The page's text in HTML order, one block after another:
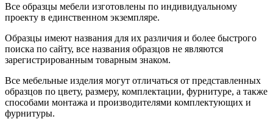
Все образцы мебели изготовлены по индивидуальному
проекту в единственном экземпляре.
Образцы имеют названия для их различия и более быстрого
поиска по сайту, все названия образцов не являются
зарегистрированным товарным знаком.
Все мебельные изделия могут отличаться от представленных
образцов по цвету, размеру, комплектации, фурнитуре, а также
способами монтажа и производителями комплектующих и
фурнитуры.